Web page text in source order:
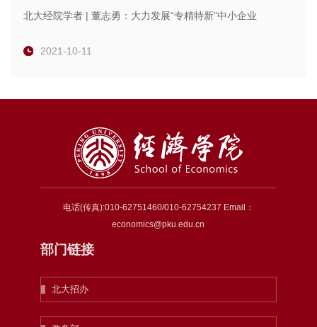
北大经院学者 | 董志勇：大力发展“专精特新”中小企业
2021-10-11
电话(传真):010-62751460/010-62754237 Email：
economics@pku.edu.cn
部门链接
北大招办